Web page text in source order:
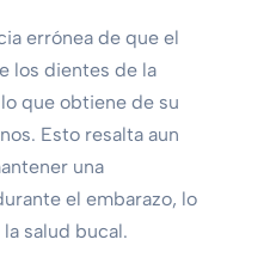
errónea de que el
los dientes de la
que obtiene de su
Esto resalta aun
una
el embarazo, lo
salud bucal.